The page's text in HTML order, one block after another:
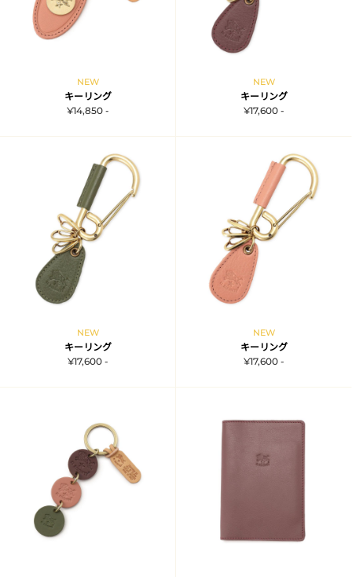
NEW
キーリング
¥14,850 -
NEW
キーリング
¥17,600 -
NEW
キーリング
¥17,600 -
NEW
キーリング
¥17,600 -